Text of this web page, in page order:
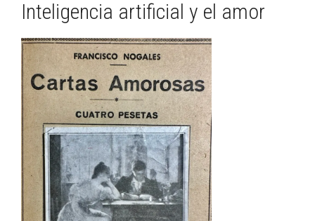
Inteligencia artificial y el amor